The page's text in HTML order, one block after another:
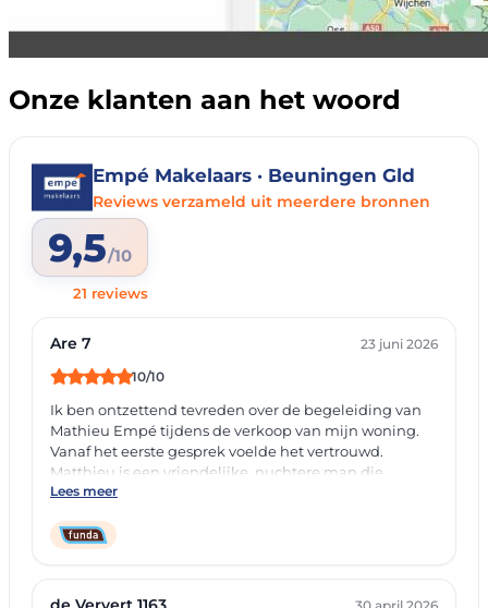
Onze klanten aan het woord